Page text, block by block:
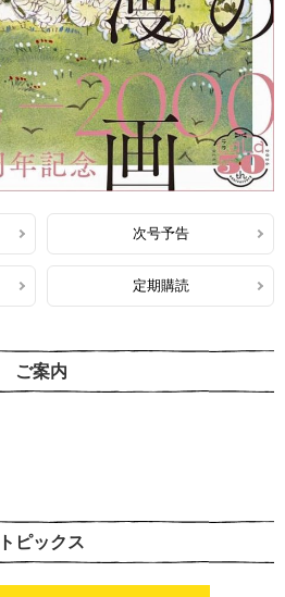
次号予告
定期購読
ご案内
トピックス